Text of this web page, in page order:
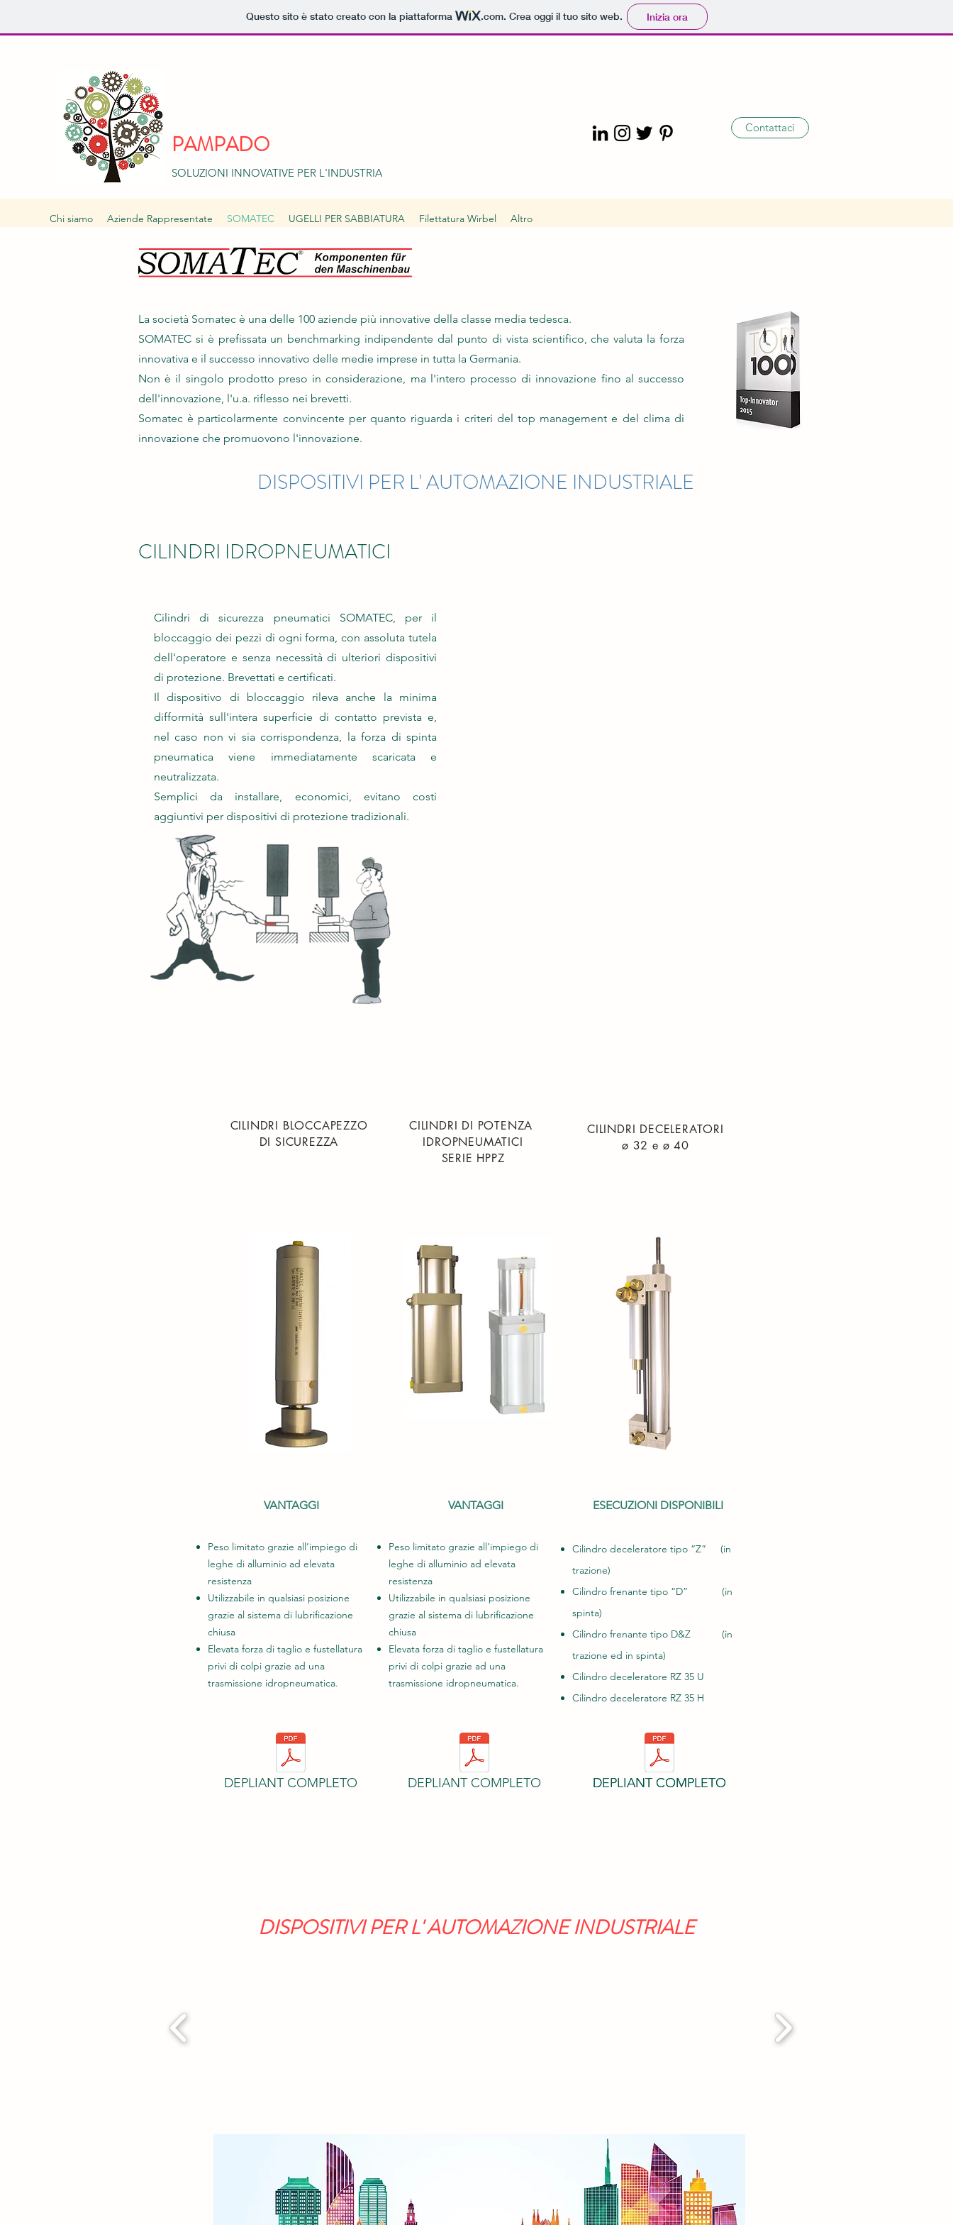
Questo sito è stato creato con la piattaforma .com. Crea oggi il tuo sito web. Inizia ora
PAMPADO
SOLUZIONI INNOVATIVE PER L'INDUSTRIA
Contattaci
Chi siamo Aziende Rappresentate SOMATEC UGELLI PER SABBIATURA Filettatura Wirbel Altro
La società Somatec è una delle 100 aziende più innovative della classe media tedesca.
SOMATEC si è prefissata un benchmarking indipendente dal punto di vista scientifico, che valuta la forza
innovativa e il successo innovativo delle medie imprese in tutta la Germania.
Non è il singolo prodotto preso in considerazione, ma l'intero processo di innovazione fino al successo
dell'innovazione, l'u.a. riflesso nei brevetti.
Somatec è particolarmente convincente per quanto riguarda i criteri del top management e del clima di
innovazione che promuovono l'innovazione.
DISPOSITIVI PER L' AUTOMAZIONE INDUSTRIALE
CILINDRI IDROPNEUMATICI
Cilindri di sicurezza pneumatici SOMATEC, per il
bloccaggio dei pezzi di ogni forma, con assoluta tutela
dell'operatore e senza necessità di ulteriori dispositivi
di protezione. Brevettati e certificati.
Il dispositivo di bloccaggio rileva anche la minima
difformità sull'intera superficie di contatto prevista e,
nel caso non vi sia corrispondenza, la forza di spinta
pneumatica viene immediatamente scaricata e
neutralizzata.
Semplici da installare, economici, evitano costi
aggiuntivi per dispositivi di protezione tradizionali.
CILINDRI BLOCCAPEZZO
DI SICUREZZA
CILINDRI DI POTENZA
IDROPNEUMATICI
SERIE HPPZ
CILINDRI DECELERATORI
ø 32 e ø 40
VANTAGGI
Peso limitato grazie all’impiego di
leghe di alluminio ad elevata
resistenza
Utilizzabile in qualsiasi posizione
grazie al sistema di lubrificazione
chiusa
Elevata forza di taglio e fustellatura
privi di colpi grazie ad una
trasmissione idropneumatica.
VANTAGGI
Peso limitato grazie all’impiego di
leghe di alluminio ad elevata
resistenza
Utilizzabile in qualsiasi posizione
grazie al sistema di lubrificazione
chiusa
Elevata forza di taglio e fustellatura
privi di colpi grazie ad una
trasmissione idropneumatica.
ESECUZIONI DISPONIBILI
Cilindro deceleratore tipo “Z”
(in
trazione)
Cilindro frenante tipo “D” (in
spinta)
Cilindro frenante tipo D&Z (in
trazione ed in spinta)
Cilindro deceleratore RZ 35 U
Cilindro deceleratore RZ 35 H
DEPLIANT COMPLETO DEPLIANT COMPLETO DEPLIANT COMPLETO
DEPLIANT COMPLETO
DISPOSITIVI PER L' AUTOMAZIONE INDUSTRIALE